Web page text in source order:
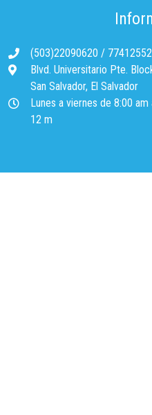
(503)22090620 / 77412552
Blvd. Universitario Pte.
San Salvador, El Salvador
Lunes a viernes de 8:00
12 m